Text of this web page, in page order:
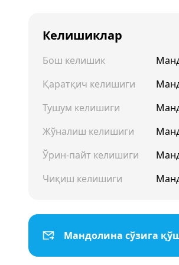
Келишиклар
Бош келишик
Қаратқич келишиги
Тушум келишиги
Жўналиш келишиги
Ўрин-пайт келишиги
Чиқиш келишиги
Мандолина сўзига